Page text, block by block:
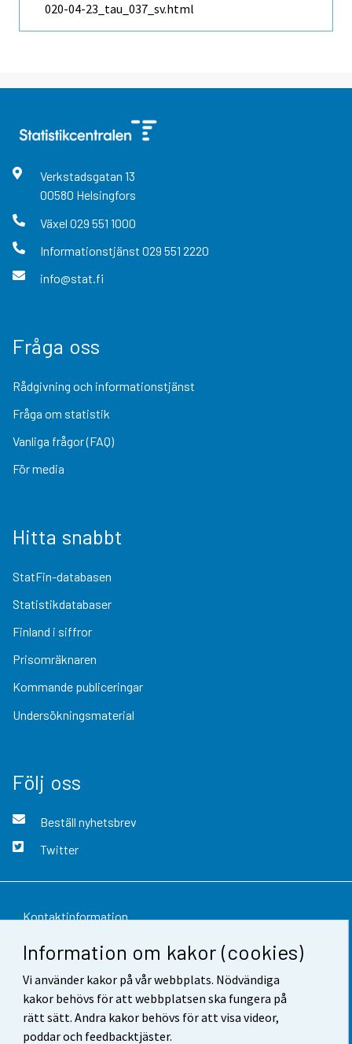
Information om kakor (cookies)
Vi använder kakor på vår webbplats. Nödvändiga
kakor behövs för att webbplatsen ska fungera på
rätt sätt. Andra kakor behövs för att visa videor,
poddar och feedbacktjäster.
020-04-23_tau_037_sv.html
Verkstadsgatan 13
00580 Helsingfors
Växel 029 551 1000
Informationstjänst 029 551 2220
info@stat.fi
Fråga oss
Rådgivning och informationstjänst
Fråga om statistik
Vanliga frågor (FAQ)
För media
Hitta snabbt
StatFin-databasen
Statistikdatabaser
Finland i siffror
Prisomräknaren
Kommande publiceringar
Undersökningsmaterial
Följ oss
Beställ nyhetsbrev
Twitter
Kontaktinformation
Respons
Användarvillkor
Dataskydd